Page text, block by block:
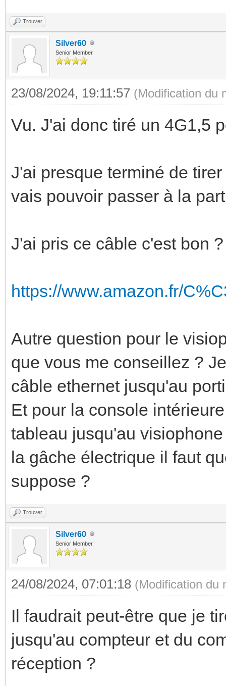
Trouver
Silver60
Senior Member
23/08/2024, 19:11:57 (Modification du
Vu. J'ai donc tiré un 4G1,5
J'ai presque terminé de
vais pouvoir passer à la
J'ai pris ce câble c'est bon ?
https://www.amazon.fr/
Autre question pour le
que vous me conseillez ?
câble ethernet jusqu'au
Et pour la console
tableau jusqu'au
la gâche électrique il faut
suppose ?
Trouver
Silver60
Senior Member
24/08/2024, 07:01:18 (Modification du
Il faudrait peut-être que je
jusqu'au compteur et du
réception ?